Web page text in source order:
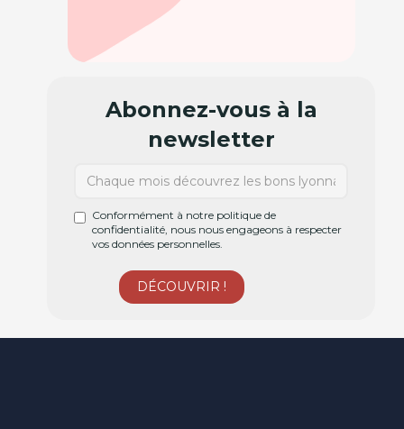
Abonnez-vous à la
newsletter
Conformément à notre politique de
confidentialité, nous nous engageons à respecter
vos données personnelles.